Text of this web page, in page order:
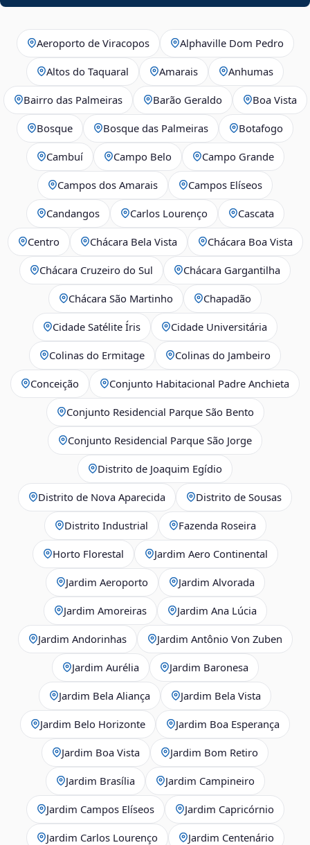
Aeroporto de Viracopos Alphaville Dom Pedro
Altos do Taquaral Amarais Anhumas
Bairro das Palmeiras Barão Geraldo Boa Vista
Bosque Bosque das Palmeiras Botafogo
Cambuí Campo Belo Campo Grande
Campos dos Amarais Campos Elíseos
Candangos Carlos Lourenço Cascata
Centro Chácara Bela Vista Chácara Boa Vista
Chácara Cruzeiro do Sul Chácara Gargantilha
Chácara São Martinho Chapadão
Cidade Satélite Íris Cidade Universitária
Colinas do Ermitage Colinas do Jambeiro
Conceição Conjunto Habitacional Padre Anchieta
Conjunto Residencial Parque São Bento
Conjunto Residencial Parque São Jorge
Distrito de Joaquim Egídio
Distrito de Nova Aparecida Distrito de Sousas
Distrito Industrial Fazenda Roseira
Horto Florestal Jardim Aero Continental
Jardim Aeroporto Jardim Alvorada
Jardim Amoreiras Jardim Ana Lúcia
Jardim Andorinhas Jardim Antônio Von Zuben
Jardim Aurélia Jardim Baronesa
Jardim Bela Aliança Jardim Bela Vista
Jardim Belo Horizonte Jardim Boa Esperança
Jardim Boa Vista Jardim Bom Retiro
Jardim Brasília Jardim Campineiro
Jardim Campos Elíseos Jardim Capricórnio
Jardim Carlos Lourenço Jardim Centenário